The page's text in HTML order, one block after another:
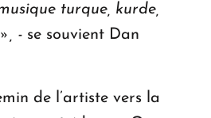
turque, kurde,
- se souvient Dan
de l’artiste vers la